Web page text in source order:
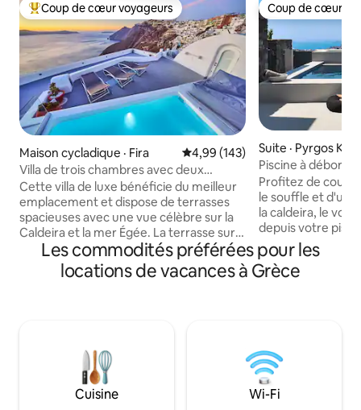
Coup de cœur voyageurs parmi les plus aimés
Coup de cœur voyageurs
Maison cycladique · Fira Note moyenne de 4,99 sur 5,
4,99 (143)
Villa de trois chambres avec deux
jacuzzis avec vue sur la caldeira
Cette villa de luxe bénéficie du meilleur
emplacement et dispose de terrasses
spacieuses avec une vue célèbre sur la
Caldeira et la mer Égée. La terrasse sur
le toit dispose d'un jacuzzi chauffé et de
chaises longues confortables. Il y a des
meubles d'extérieur à côté du jacuzzi où
confortable. Chaque chambre dispose
d'une salle de bains privée. À distance de
marche, vous trouverez des
restaurants, des bars, des musées et
Coup de cœur
Coup de cœur
Suite · Pyrgos
Piscine à
Vue sur la mer
Profitez de
le souffle et
la caldeira, le
depuis votre
terrasse. Situé à Pyrgos, Vista Dall Alto
allie intimité,
moindre recoin de
Profitez de la
déjeuner et du
en vous relaxant
piscine privée et
Les commodités préférées pour les
locations de vacances à Grèce
Cuisine Wi-Fi